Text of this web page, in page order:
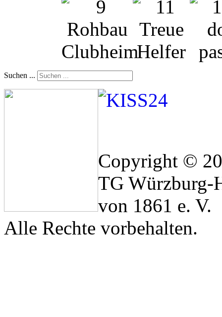
Suchen ...
Copyright ©
TG Würzburg-
von 1861 e. V.
Alle Rechte vorbehalten.